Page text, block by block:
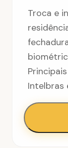
Troca e
Intelbras